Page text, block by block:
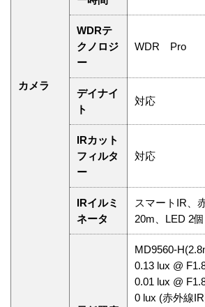
カメラ
WDRテ
クノロジ
ー
WDR Pro
デイナイ
ト
対応
IRカット
フィルタ
ー
対応
IRイルミ
ネータ
スマートIR、
20m、LED 2個
MD9560-
0.13 lux @
0.01 lux @
0 lux (赤外線